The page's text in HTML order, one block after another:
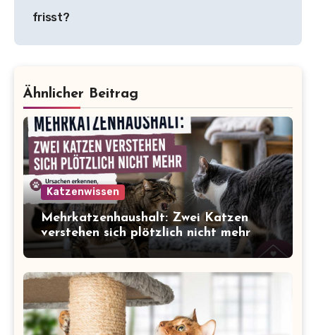
frisst?
Ähnlicher Beitrag
Katzenwissen
Mehrkatzenhaushalt: Zwei Katzen
verstehen sich plötzlich nicht mehr